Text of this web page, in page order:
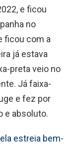
e ficou
no
ficou com a
já estava
preta veio no
Já faixa-
e fez por
e absoluto.
estreia bem-